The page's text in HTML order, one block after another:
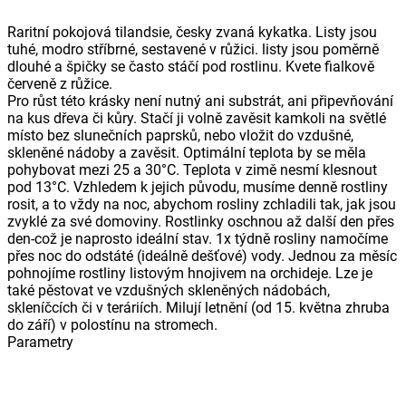
Raritní pokojová tilandsie, česky zvaná kykatka. Listy jsou
tuhé, modro stříbrné, sestavené v růžici. listy jsou poměrně
dlouhé a špičky se často stáčí pod rostlinu. Kvete fialkově
červeně z růžice.
Pro růst této krásky není nutný ani substrát, ani připevňování
na kus dřeva či kůry. Stačí ji volně zavěsit kamkoli na světlé
místo bez slunečních paprsků, nebo vložit do vzdušné,
skleněné nádoby a zavěsit. Optimální teplota by se měla
pohybovat mezi 25 a 30°C. Teplota v zimě nesmí klesnout
pod 13°C. Vzhledem k jejich původu, musíme denně rostliny
rosit, a to vždy na noc, abychom rosliny zchladili tak, jak jsou
zvyklé za své domoviny. Rostlinky oschnou až další den přes
den-což je naprosto ideální stav. 1x týdně rosliny namočíme
přes noc do odstáté (ideálně dešťové) vody. Jednou za měsíc
pohnojíme rostliny listovým hnojivem na orchideje. Lze je
také pěstovat ve vzdušných skleněných nádobách,
skleníčcích či v teráriích. Milují letnění (od 15. května zhruba
do září) v polostínu na stromech.
Parametry